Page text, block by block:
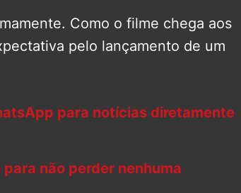
Como o filme chega aos
pelo lançamento de um
para notícias diretamente
não perder nenhuma